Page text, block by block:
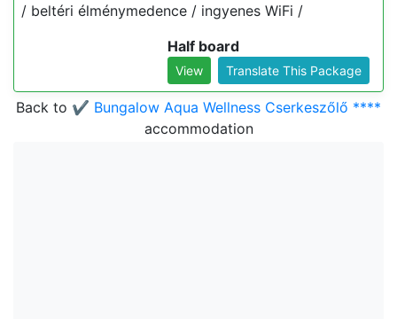
/ beltéri élménymedence / ingyenes WiFi /
Half board
View Translate This Package
Back to ✔️ Bungalow Aqua Wellness Cserkeszőlő ****
accommodation